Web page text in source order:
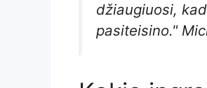
džiaugiuosi,
pasiteisino."